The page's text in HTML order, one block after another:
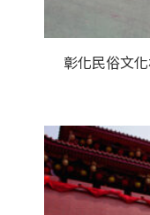
彰化民俗文